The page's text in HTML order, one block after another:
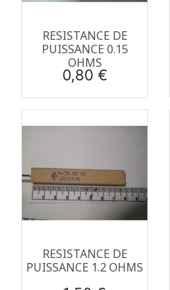
RESISTANCE DE
PUISSANCE 0.15
OHMS
Prix
0,80 €
RESISTANCE DE
PUISSANCE 1.2 OHMS